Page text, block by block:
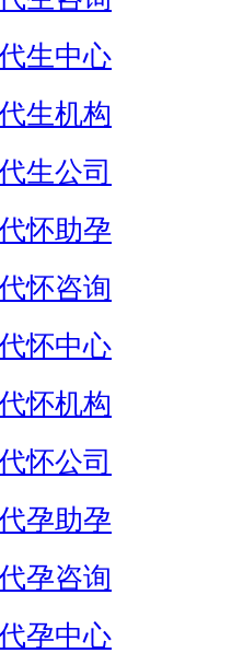
生中心
生机构
生公司
怀助孕
怀咨询
怀中心
怀机构
怀公司
孕助孕
孕咨询
孕中心